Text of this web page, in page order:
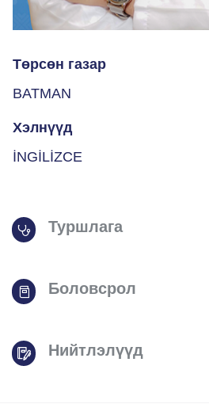
Төрсөн газар
BATMAN
Хэлнүүд
İNGİLİZCE
Туршлага
Боловсрол
Нийтлэлүүд